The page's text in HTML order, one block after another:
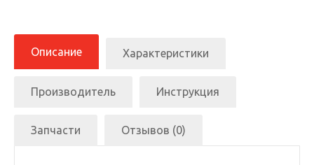
Описание Характеристики
Производитель Инструкция
Запчасти Отзывов (0)